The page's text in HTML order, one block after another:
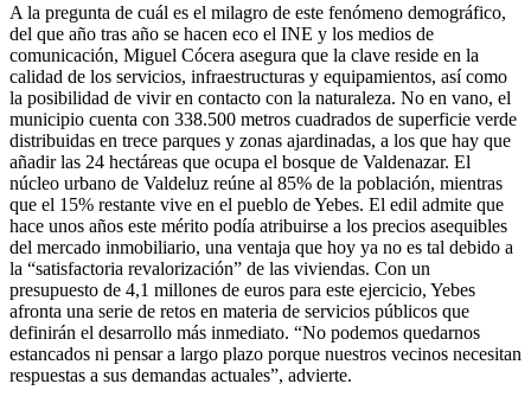
A la pregunta de cuál es el milagro de este fenómeno demográfico,
del que año tras año se hacen eco el INE y los medios de
comunicación, Miguel Cócera asegura que la clave reside en la
calidad de los servicios, infraestructuras y equipamientos, así como
la posibilidad de vivir en contacto con la naturaleza. No en vano, el
municipio cuenta con 338.500 metros cuadrados de superficie verde
distribuidas en trece parques y zonas ajardinadas, a los que hay que
añadir las 24 hectáreas que ocupa el bosque de Valdenazar. El
núcleo urbano de Valdeluz reúne al 85% de la población, mientras
que el 15% restante vive en el pueblo de Yebes. El edil admite que
hace unos años este mérito podía atribuirse a los precios asequibles
del mercado inmobiliario, una ventaja que hoy ya no es tal debido a
la “satisfactoria revalorización” de las viviendas. Con un
presupuesto de 4,1 millones de euros para este ejercicio, Yebes
afronta una serie de retos en materia de servicios públicos que
definirán el desarrollo más inmediato. “No podemos quedarnos
estancados ni pensar a largo plazo porque nuestros vecinos necesitan
respuestas a sus demandas actuales”, advierte.